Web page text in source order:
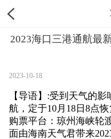
2023海口三港通航最
2023-10-18
【导语】:受到天气的
航，定于10月18日8点
购票平台：琼州海峡轮
面由海南天气君带来